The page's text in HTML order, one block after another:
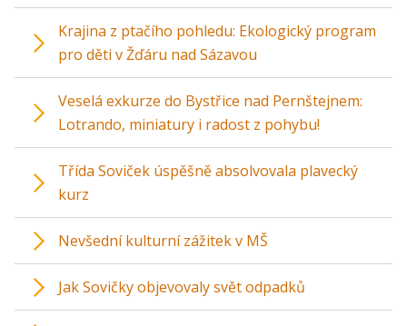
Krajina z ptačího pohledu: Ekologický program
pro děti v Žďáru nad Sázavou
Veselá exkurze do Bystřice nad Pernštejnem:
Lotrando, miniatury i radost z pohybu!
Třída Soviček úspěšně absolvovala plavecký
kurz
Nevšední kulturní zážitek v MŠ
Jak Sovičky objevovaly svět odpadků